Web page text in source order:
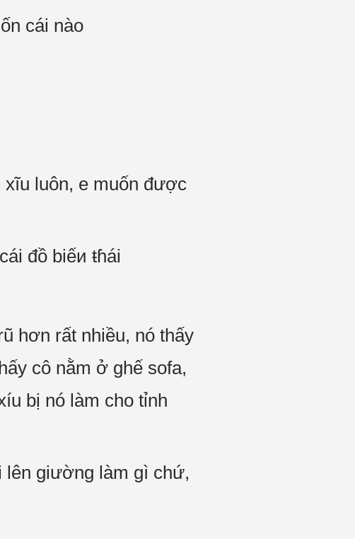
cái nào
xĩu luôn, e muốn được
đồ biếи ŧɦái
hơn rất nhiều, nó thấy
cô nằm ở ghế sofa,
bị nó làm cho tỉnh
lên giường làm gì chứ,